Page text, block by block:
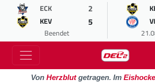
ECK 2
KEV 5
Beendet
Von Herzblutgetragen. Im